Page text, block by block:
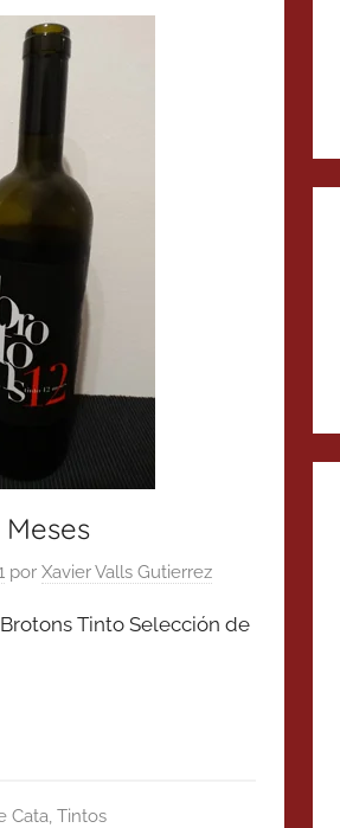
porXavier Valls Gutierrez
Tinto Selección de
Cata Tintos